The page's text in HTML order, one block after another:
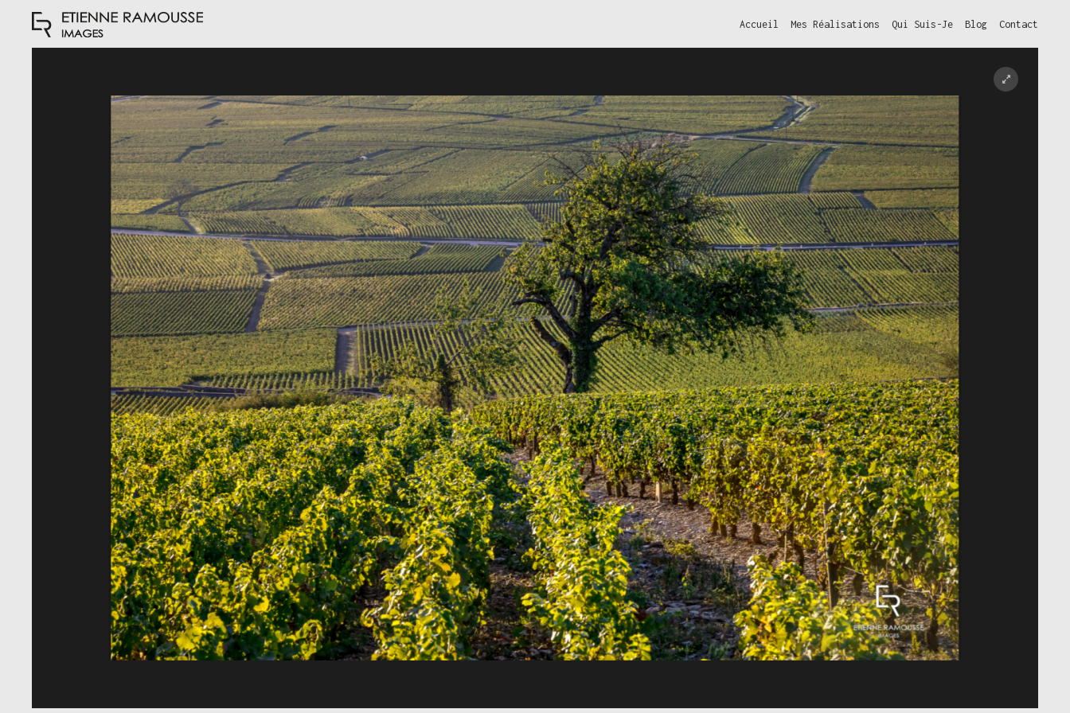
Accueil Mes Réalisations Qui Suis-Je Blog Contact